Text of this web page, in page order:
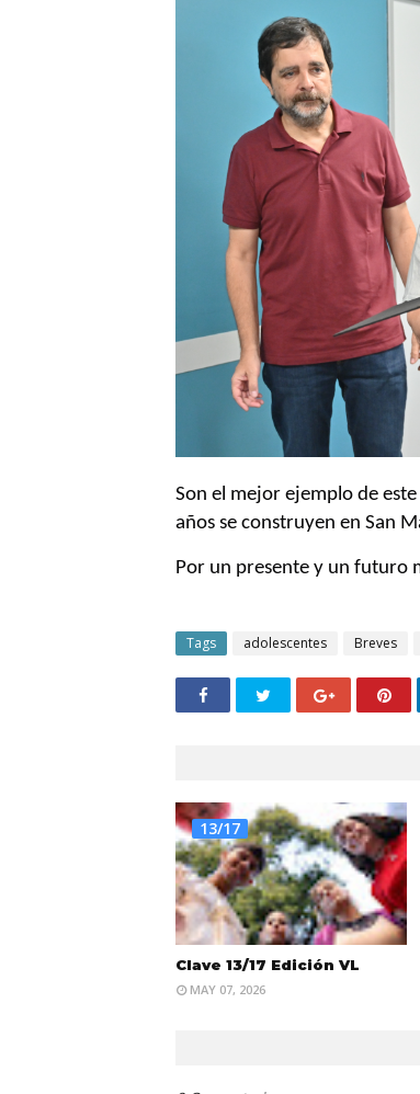
Son el mejor ejemplo de
años se construyen en San
Por un presente y un futuro
Tags adolescentes Breves
13/17
Clave 13/17 Edición VL
MAY 07, 2026